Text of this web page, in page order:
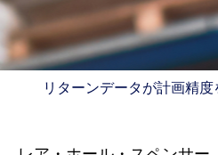
リターンデータが計画精